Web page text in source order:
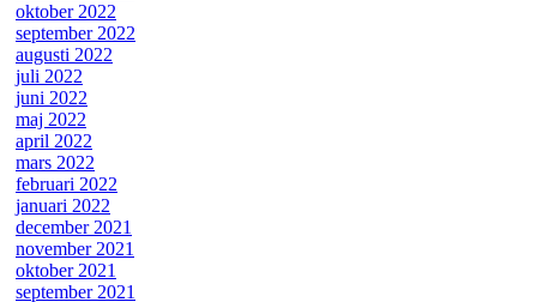
oktober 2022
september 2022
augusti 2022
juli 2022
juni 2022
maj 2022
april 2022
mars 2022
februari 2022
januari 2022
december 2021
november 2021
oktober 2021
september 2021